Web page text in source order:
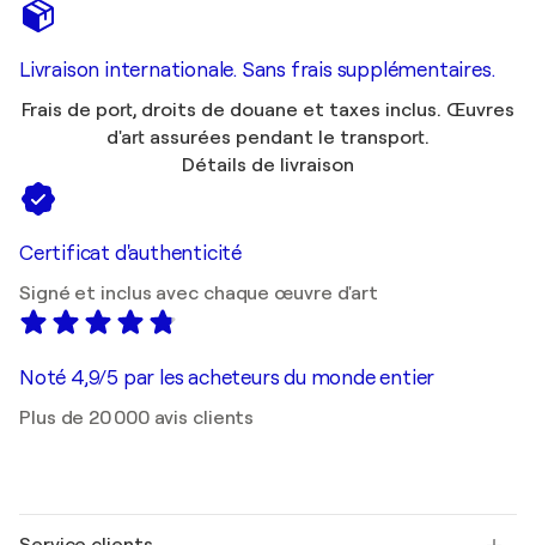
Livraison internationale. Sans frais supplémentaires.
Frais de port, droits de douane et taxes inclus. Œuvres
d'art assurées pendant le transport.
Détails de livraison
Certificat d'authenticité
Signé et inclus avec chaque œuvre d'art
Noté 4,9/5 par les acheteurs du monde entier
Plus de 20 000 avis clients